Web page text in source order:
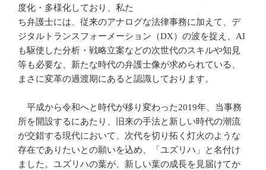
度化・多様化しており、私た
ち弁護士には、従来のアナログな法律事務に加えて、デ
ジタルトランスフォーメーション（DX）の波を捉え、AI
も駆使した分析・戦略立案などの次世代のスキルや知見
等も必要な、新たな時代の弁護士像が求められている、
まさに変革の過渡期にあると認識しております。
平成から令和へと時代が移り変わった2019年、当事務
所を開設するにあたり、旧来の手法と新しい時代の潮流
が交錯する現代において、次代を切り拓く灯火のような
存在でありたいとの願いを込め、「ユズリハ」と名付け
ました。ユズリハの葉が、新しい葉の成長を見届けてか